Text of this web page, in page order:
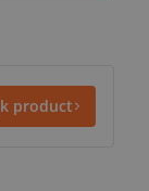
product